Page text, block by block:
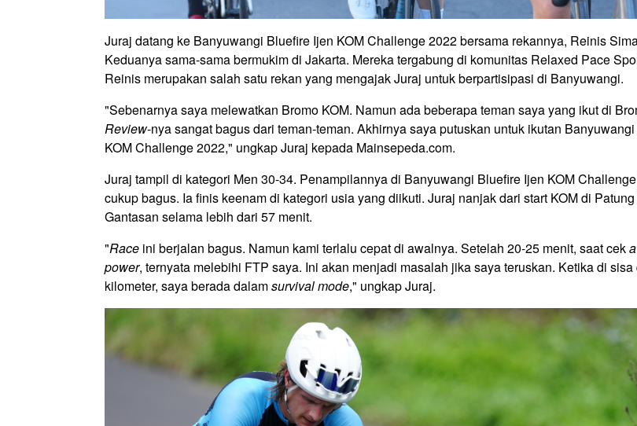
Juraj datang ke Banyuwangi Bluefire Ijen KOM Challenge 2022 bersama rekannya, Reinis
Keduanya sama-sama bermukim di Jakarta. Mereka tergabung di komunitas Relaxed Pace
Reinis merupakan salah satu rekan yang mengajak Juraj untuk berpartisipasi di Banyuwangi.
"Sebenarnya saya melewatkan Bromo KOM. Namun ada beberapa teman saya yang ikut di
Review-nya sangat bagus dari teman-teman. Akhirnya saya putuskan untuk ikutan
KOM Challenge 2022," ungkap Juraj kepada Mainsepeda.com.
Juraj tampil di kategori Men 30-34. Penampilannya di Banyuwangi Bluefire Ijen KOM
cukup bagus. Ia finis keenam di kategori usia yang diikuti. Juraj nanjak dari start KOM di
Gantasan selama lebih dari 57 menit.
"Race ini berjalan bagus. Namun kami terlalu cepat di awalnya. Setelah 20-25 menit, saat cek
power, ternyata melebihi FTP saya. Ini akan menjadi masalah jika saya teruskan. Ketika di sisa
kilometer, saya berada dalamsurvival mode," ungkap Juraj.